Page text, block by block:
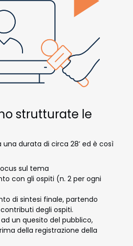
strutturate le
durata di circa 28’ ed è così
sul tema
con gli ospiti (n. 2 per ogni
di sintesi finale, partendo
degli ospiti.
un quesito del pubblico,
della registrazione della